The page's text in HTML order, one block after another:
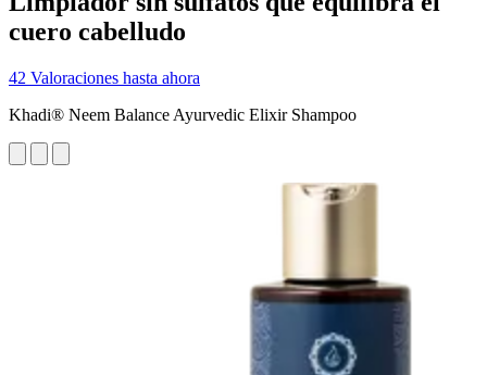
cuero cabelludo
42 Valoraciones hasta ahora
Khadi® Neem Balance Ayurvedic Elixir Shampoo